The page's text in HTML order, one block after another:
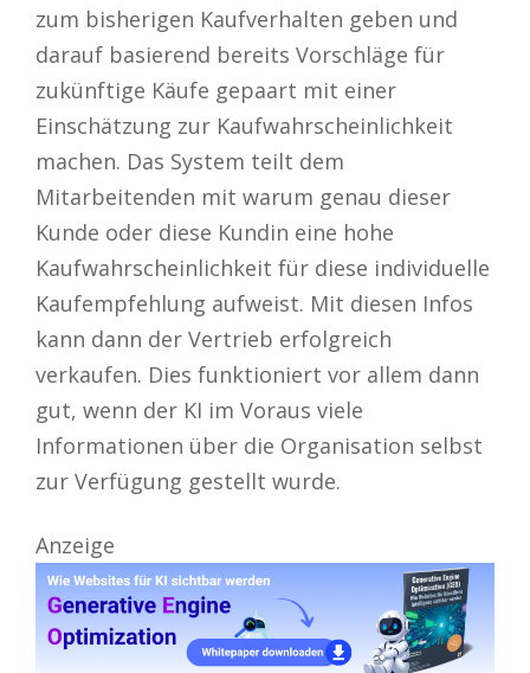
zum bisherigen Kaufverhalten geben und
darauf basierend bereits Vorschläge für
zukünftige Käufe gepaart mit einer
Einschätzung zur Kaufwahrscheinlichkeit
machen. Das System teilt dem
Mitarbeitenden mit warum genau dieser
Kunde oder diese Kundin eine hohe
Kaufwahrscheinlichkeit für diese individuelle
Kaufempfehlung aufweist. Mit diesen Infos
kann dann der Vertrieb erfolgreich
verkaufen. Dies funktioniert vor allem dann
gut, wenn der KI im Voraus viele
Informationen über die Organisation selbst
zur Verfügung gestellt wurde.
Anzeige